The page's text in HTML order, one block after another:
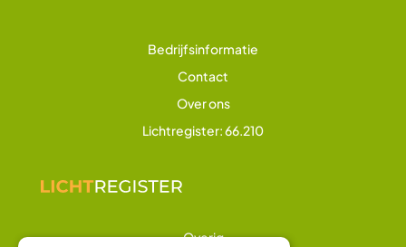
Bedrijfsinformatie
Contact
Over ons
Lichtregister: 66.210
Overig